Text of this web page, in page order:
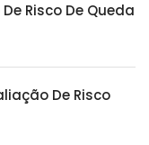
Risco De Queda
De Risco